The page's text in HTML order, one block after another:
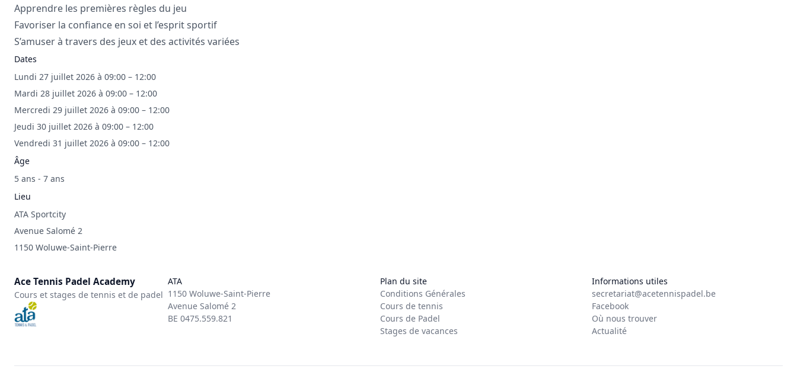
Apprendre les premières règles du jeu
Favoriser la confiance en soi et l’esprit sportif
S’amuser à travers des jeux et des activités variées
Dates
Lundi 27 juillet 2026 à 09:00 – 12:00
Mardi 28 juillet 2026 à 09:00 – 12:00
Mercredi 29 juillet 2026 à 09:00 – 12:00
Jeudi 30 juillet 2026 à 09:00 – 12:00
Vendredi 31 juillet 2026 à 09:00 – 12:00
Âge
5 ans - 7 ans
Lieu
ATA Sportcity
Avenue Salomé 2
1150 Woluwe-Saint-Pierre
Ace Tennis Padel Academy
Cours et stages de tennis et de padel
ATA
1150 Woluwe-Saint-Pierre
Avenue Salomé 2
BE 0475.559.821
Plan du site
Conditions Générales
Cours de tennis
Cours de Padel
Stages de vacances
Informations utiles
secretariat@acetennispadel.be
Facebook
Où nous trouver
Actualité